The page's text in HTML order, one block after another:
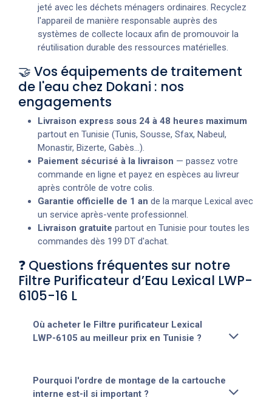
jeté avec les déchets ménagers ordinaires. Recyclez
l'appareil de manière responsable auprès des
systèmes de collecte locaux afin de promouvoir la
réutilisation durable des ressources matérielles.
🤝 Vos équipements de traitement
de l'eau chez Dokani : nos
engagements
Livraison express sous 24 à 48 heures maximum
partout en Tunisie (Tunis, Sousse, Sfax, Nabeul,
Monastir, Bizerte, Gabès...).
Paiement sécurisé à la livraison — passez votre
commande en ligne et payez en espèces au livreur
après contrôle de votre colis.
Garantie officielle de 1 an de la marque Lexical avec
un service après-vente professionnel.
Livraison gratuite partout en Tunisie pour toutes les
commandes dès 199 DT d'achat.
❓ Questions fréquentes sur notre
Filtre Purificateur d’Eau Lexical LWP-
6105-16 L
Où acheter le Filtre purificateur Lexical
LWP-6105 au meilleur prix en Tunisie ?
Pourquoi l'ordre de montage de la cartouche
interne est-il si important ?